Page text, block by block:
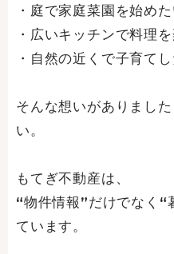
・庭で家庭菜園を始め
・広いキッチンで料理
・自然の近くで子育て
そんな想いがありまし
い。
もてぎ不動産は、
“物件情報”だけでなく“
ています。